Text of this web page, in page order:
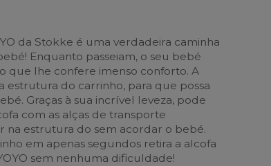
da Stokke é uma verdadeira caminha
Enquanto passeiam, o seu bebé
que lhe confere imenso conforto. A
estrutura do carrinho, para que possa
Graças à sua incrível leveza, pode
com as alças de transporte
na estrutura do sem acordar o bebé.
em apenas segundos retira a alcofa
sem nenhuma dificuldade!